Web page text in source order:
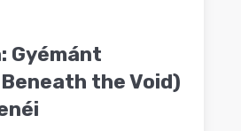
Gyémánt
the Void)